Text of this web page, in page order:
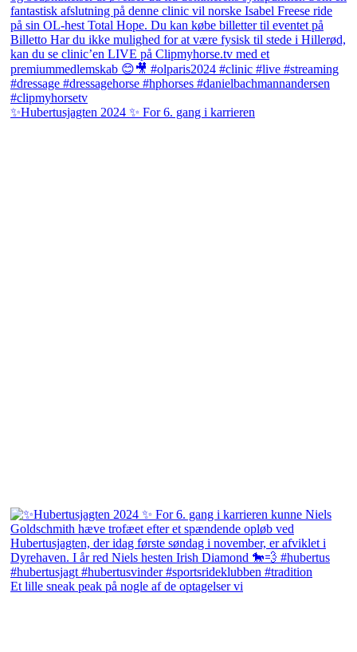
✨Hubertusjagten 2024 ✨ For 6. gang i karrieren
Et lille sneak peak på nogle af de optagelser vi